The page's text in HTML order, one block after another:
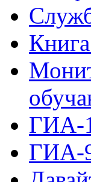
ГИА-
ГИА-